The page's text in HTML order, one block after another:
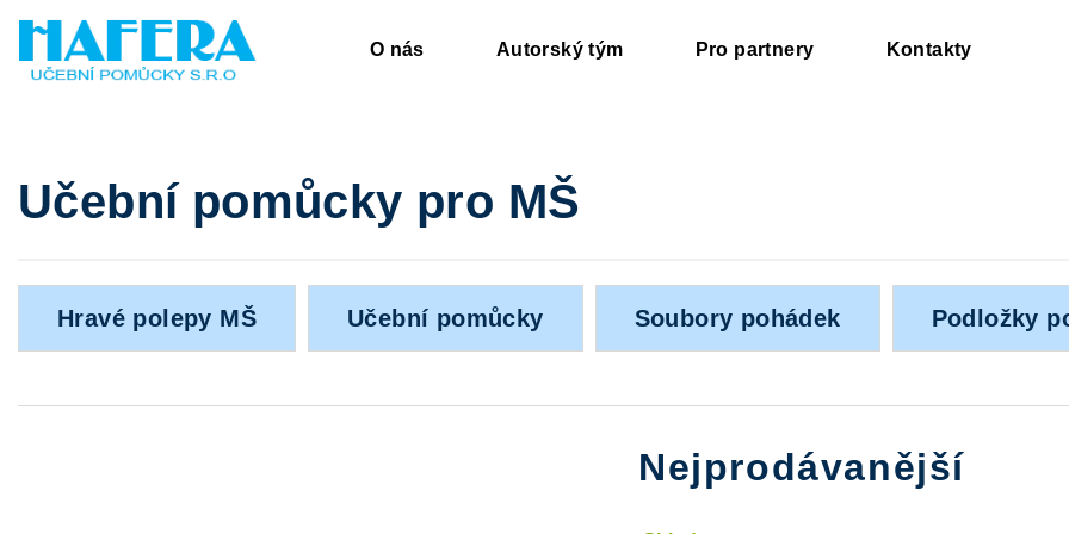
obsah
O nás Autorský tým Pro partnery Kontakty
Učební pomůcky pro MŠ
Hravé polepy MŠ Učební pomůcky Soubory pohádek
Nejprodávanější